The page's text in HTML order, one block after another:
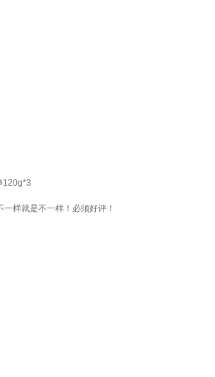
120g*3
样就是不一样！必须好评！